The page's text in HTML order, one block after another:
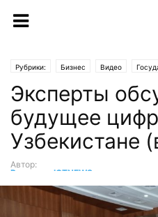
Рубрики: Бизнес Видео
Эксперты
будущее
Узбекистане
Автор:
Редакция ICTNEWS